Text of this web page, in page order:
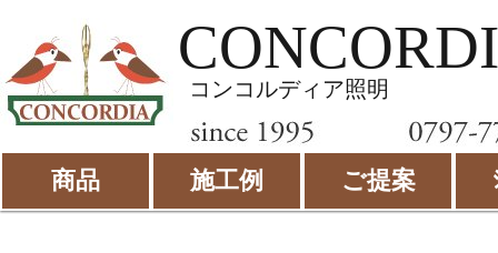
コンコルディア照明
商品 施工例 ご提案